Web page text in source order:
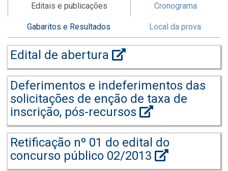
Editais e publicações Cronograma
Gabaritos e Resultados Local da prova
Edital de abertura
Deferimentos e indeferimentos das
solicitações de enção de taxa de
inscrição, pós-recursos
Retificação nº 01 do edital do
concurso público 02/2013